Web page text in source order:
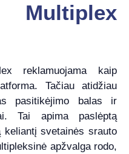
Multiplex
reklamuojama kaip
Tačiau atidžiau
pasitikėjimo balas ir
Tai apima paslėptą
svetainės srauto
apžvalga rodo,